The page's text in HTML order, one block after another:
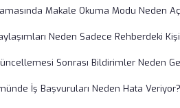
Makale Okuma Modu Neden
Neden Sadece Rehberdeki
Sonrası Bildirimler Neden
İş Başvuruları Neden Hata Veriyor?